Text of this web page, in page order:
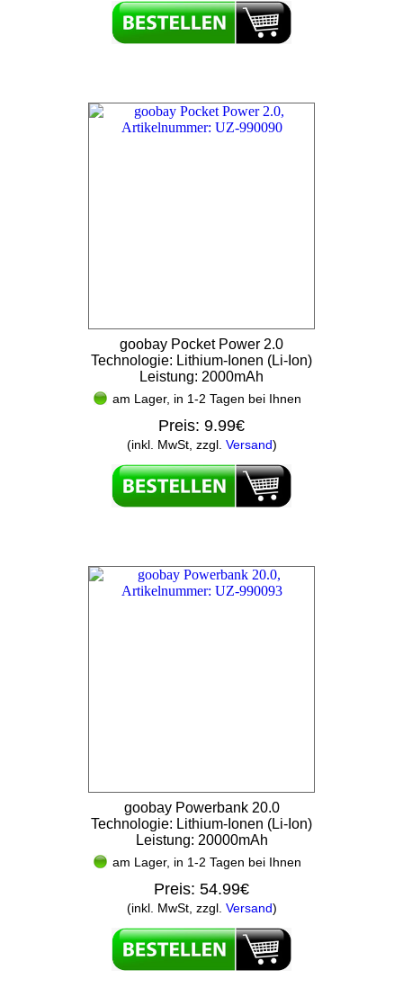
goobay Pocket Power 2.0
Technologie: Lithium-Ionen (Li-Ion)
Leistung: 2000mAh
am Lager, in 1-2 Tagen bei Ihnen
Preis: 9.99€
(inkl. MwSt, zzgl. Versand)
goobay Powerbank 20.0
Technologie: Lithium-Ionen (Li-Ion)
Leistung: 20000mAh
am Lager, in 1-2 Tagen bei Ihnen
Preis: 54.99€
(inkl. MwSt, zzgl. Versand)